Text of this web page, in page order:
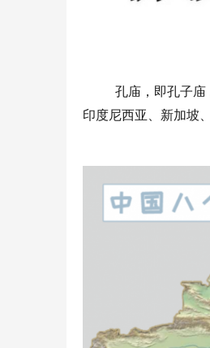
孔庙，即孔子
印度尼西亚、新加坡